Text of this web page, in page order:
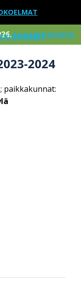
Lue tarkemmin
2024
; paikkakunnat: